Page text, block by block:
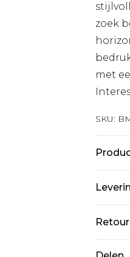
zoek
met
SKU: